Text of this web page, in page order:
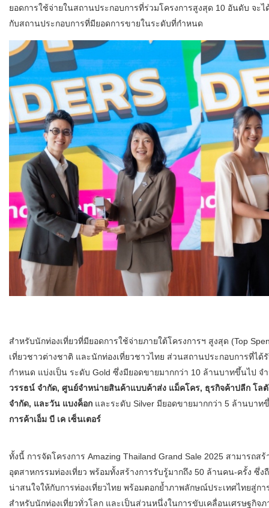
ยอดการใช้จ่ายในสถานประกอบการที่ร่วมโครงการสูงสุด 10 อันดับ จะ
กับสถานประกอบการที่มียอดการขายในระดับที่กำหนด
สำหรับนักท่องเที่ยวที่มียอดการใช้จ่ายภายใต้โครงการฯ สูงสุด (Top
เที่ยวชาวต่างชาติ และนักท่องเที่ยวชาวไทย ส่วนสถานประกอบการที่ไ
กำหนด แบ่งเป็น ระดับ Gold ซึ่งมียอดขายมากกว่า 10 ล้านบาทขึ้นไป จ
วรรธน์ จำกัด, ศูนย์จำหน่ายสินค้าแบบค้าส่ง แม็คโคร, ธุรกิจค้าปลีก โลตั
จำกัด, และวัน แบงค็อก และระดับ Silver มียอดขายมากกว่า 5 ล้านบา
การค้าเอ็ม บี เค เซ็นเตอร์
ทั้งนี้ การจัดโครงการ Amazing Thailand Grand Sale 2025 สามารถส
อุตสาหกรรมท่องเที่ยว พร้อมทั้งสร้างการรับรู้มากถึง 50 ล้านคน-ครั้ง ซึ่
น่าสนใจให้กับการท่องเที่ยวไทย พร้อมตอกย้ำภาพลักษณ์ประเทศไทยสู่กา
สำหรับนักท่องเที่ยวทั่วโลก และเป็นส่วนหนึ่งในการขับเคลื่อนเศรษฐกิจ